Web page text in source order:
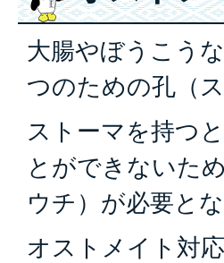
大腸やぼうこう
つのための孔（
ストーマを持つ
とができないた
ウチ）が必要とな
オストメイト対